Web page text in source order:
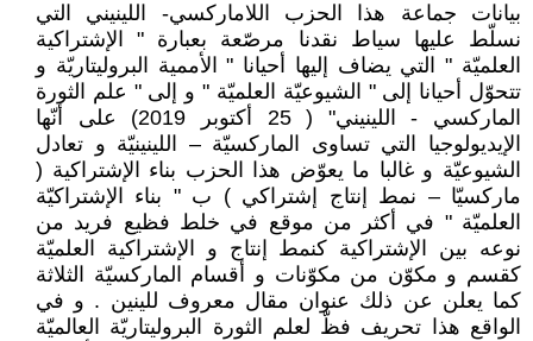
بيانات جماعة هذا الحزب اللاماركسي- اللينيني التي
نسلّط عليها سياط نقدنا مرصّعة بعبارة " الإشتراكية
العلميّة " التي يضاف إليها أحيانا " الأممية البروليتاريّة و
تتحوّل أحيانا إلى " الشيوعيّة العلميّة " و إلى " علم الثورة
الماركسي - اللينيني" ( 25 أكتوبر 2019) على أنّها
الإيديولوجيا التي تساوى الماركسيّة – اللينينيّة و تعادل
الشيوعيّة و غالبا ما يعوّض هذا الحزب بناء الإشتراكية (
ماركسيّا – نمط إنتاج إشتراكي ) ب " بناء الإشتراكيّة
العلميّة " في أكثر من موقع في خلط فظيع فريد من
نوعه بين الإشتراكية كنمط إنتاج و الإشتراكية العلميّة
كقسم و مكوّن من مكوّنات و أقسام الماركسيّة الثلاثة
كما يعلن عن ذلك عنوان مقال معروف للينين . و في
الواقع هذا تحريف فظّ لعلم الثورة البروليتاريّة العالميّة